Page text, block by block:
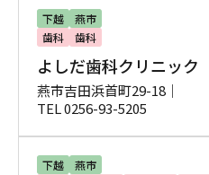
下越
燕市
歯科
歯科
よしだ歯科クリニック
燕市吉田浜首町29-18｜
TEL 0256-93-5205
下越
燕市